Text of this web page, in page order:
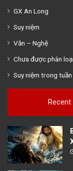
GX An Long
Suy niệm
Văn – Nghệ
Chưa được phân
Suy niệm trong tuần
Recent